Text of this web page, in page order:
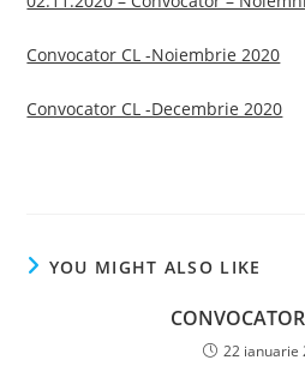
Convocator CL -Noiembrie 2020
Convocator CL -Decembrie 2020
YOU MIGHT ALSO LIKE
22 ianuarie